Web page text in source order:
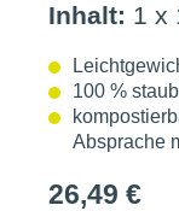
Inhalt: 1 x
100 %
Absprache
26,49 €